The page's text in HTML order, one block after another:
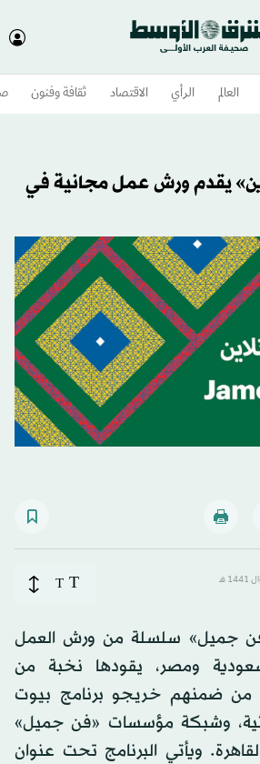
العالم الرأي الاقتصاد ثقافة وفنون
يقدم ورش عمل مجانية في
T
T
جميل» سلسلة من ورش العمل
ومصر، يقودها نخبة من
من ضمنهم خريجو برنامج بيوت
وشبكة مؤسسات «فن جميل»
ويأتي البرنامج تحت عنوان